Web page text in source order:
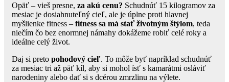
Opäť – vieš presne, za akú cenu? Schudnúť 15 kilogramov za
mesiac je dosiahnuteľný cieľ, ale je úplne proti hlavnej
myšlienke fitness – fitness sa má stať životným štýlom, teda
niečím čo bez enormnej námahy dokážeme robiť celé roky a
ideálne celý život.
Daj si preto pohodový cieľ. To môže byť napríklad schudnúť
za mesiac tri až päť kíl, aby si mohol ísť s kamarátmi osláviť
narodeniny alebo dať si s dcérou zmrzlinu na výlete.